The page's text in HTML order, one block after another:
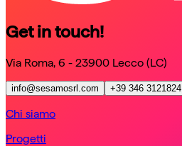
Get in touch!
Via Roma, 6 - 23900 Lecco (LC)
info@sesamosrl.com +39 346 3121824
Chi siamo
Progetti